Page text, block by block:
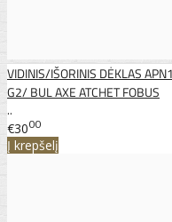
VIDINIS/IŠORINIS DĖKLAS
G2/ BUL AXE ATCHET FOBUS
..
€3000
Į krepšelį